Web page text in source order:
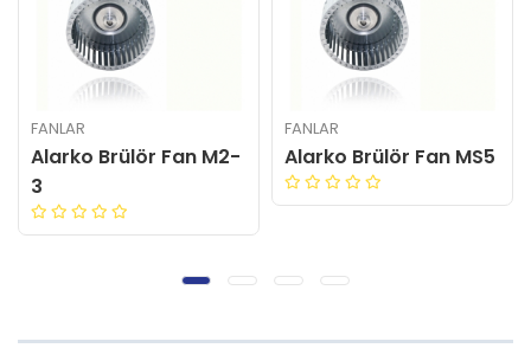
FANLAR
Alarko Brülör Fan MS5
FANLAR
Alarko Brülör Fan MS7